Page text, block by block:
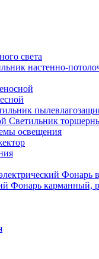
света
настенно-
Светильник
освещения
Фонарь
Фонарь карманный,